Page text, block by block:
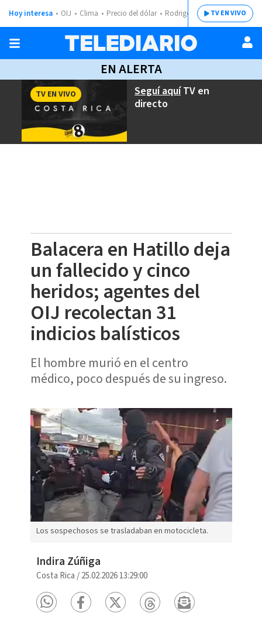
Hoy interesa OIJ Clima Precio del dólar Rodrigo ChavesTV EN VIVO
EN ALERTA
Seguí aquíTV en
directo
TV EN VIVO
Balacera en Hatillo deja
un fallecido y cinco
heridos; agentes del
OIJ recolectan 31
indicios balísticos
El hombre murió en el centro
médico, poco después de su ingreso.
Los sospechosos se trasladaban en motocicleta.
Indira Zúñiga
Costa Rica /25.02.2026 13:29:00